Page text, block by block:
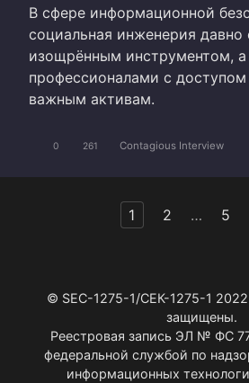
В сфере информационной
социальная инженерия давно
изощрённым инструментом,
профессионалами с доступом
важным активам.
0 261 Contagious Interview
1 2 … 5
© SEC-1275-1/СЕК-1275-1
защищены.
Реестровая запись ЭЛ № ФС
федеральной службой по
информационных